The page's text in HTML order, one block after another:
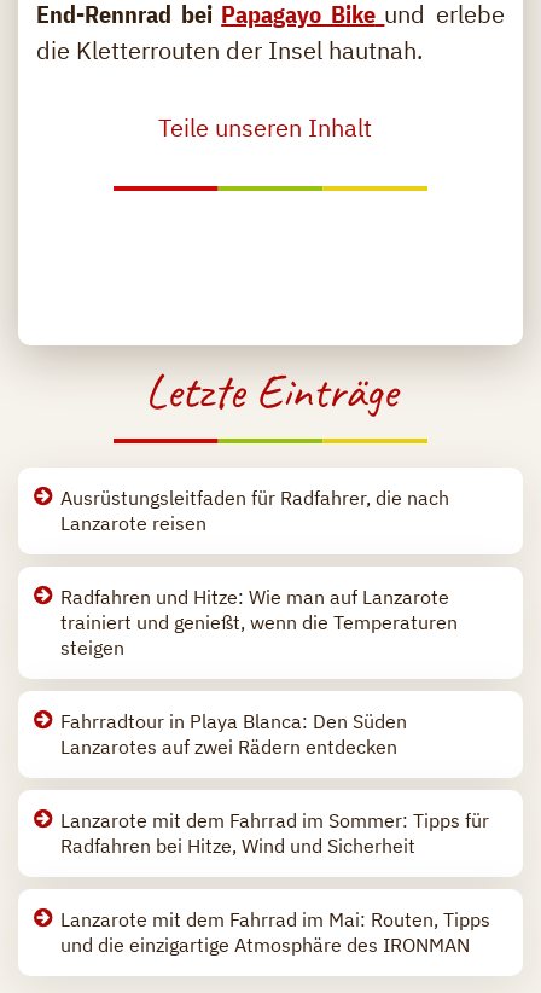
End-Rennrad bei Papagayo Bike und erlebe
die Kletterrouten der Insel hautnah.
Teile unseren Inhalt
Letzte Einträge
Ausrüstungsleitfaden für Radfahrer, die nach
Lanzarote reisen
Radfahren und Hitze: Wie man auf Lanzarote
trainiert und genießt, wenn die Temperaturen
steigen
Fahrradtour in Playa Blanca: Den Süden
Lanzarotes auf zwei Rädern entdecken
Lanzarote mit dem Fahrrad im Sommer: Tipps für
Radfahren bei Hitze, Wind und Sicherheit
Lanzarote mit dem Fahrrad im Mai: Routen, Tipps
und die einzigartige Atmosphäre des IRONMAN